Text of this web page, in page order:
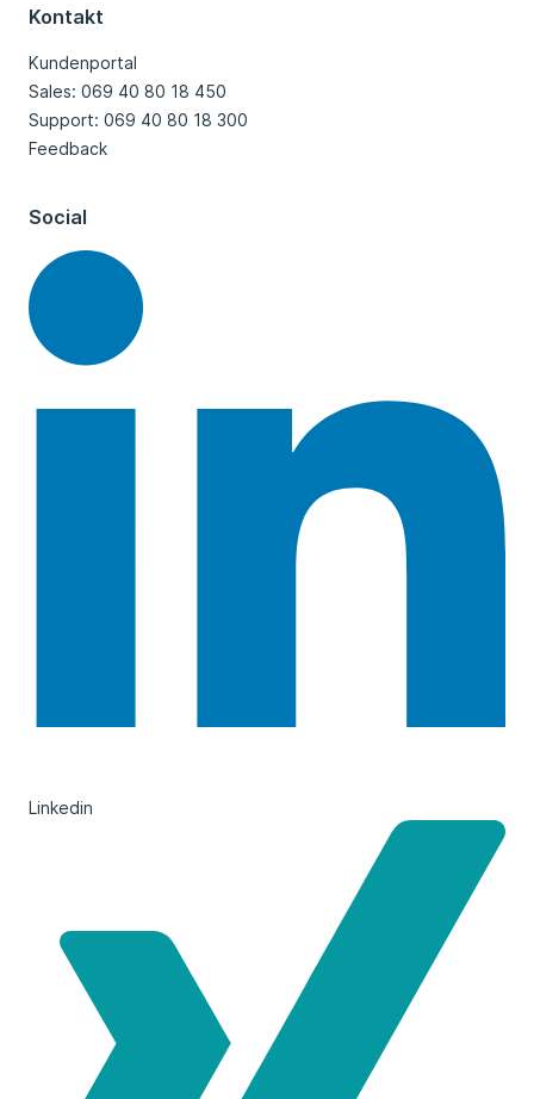
Kontakt
Kundenportal
Sales: 069 40 80 18 450
Support: 069 40 80 18 300
Feedback
Social
Linkedin